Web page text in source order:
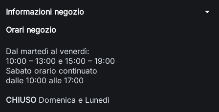
Informazioni negozio arrow_drop_down
Orari negozio
Dal martedì al venerdì:
10:00 – 13:00 e 15:00 – 19:00
Sabato orario continuato
dalle 10:00 alle 17:00
CHIUSO Domenica e Lunedì